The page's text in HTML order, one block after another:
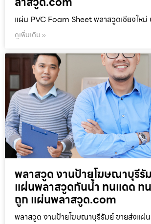
แผ่น PVC Foam Sheet พลาสวูดเชียงใหม่
ดูเพิ่มเติม »
พลาสวูด งานป้ายโฆษณาบุรีรั
แผ่นพลาสวูดกันน้ำ ทนแดด ท
ถูก แผ่นพลาสวูด.com
พลาสวูด งานป้ายโฆษณาบุรีรัมย์ ขายส่งแผ่น